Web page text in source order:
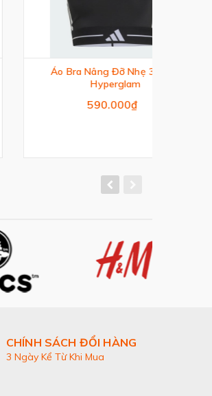
Áo Bra Nâng Đỡ Nhẹ 3 Gạch
CHÍNH SÁCH ĐỔI HÀNG
3 Ngày Kể Từ Khi Mua